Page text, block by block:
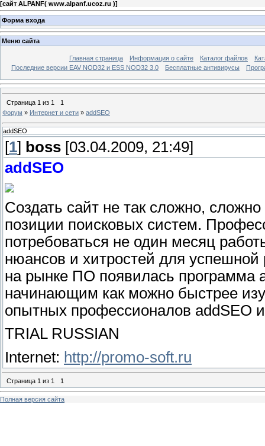
[сайт ALPANF( www.alpanf.ucoz.ru )]
Форма входа
Меню сайта
Главная страница Информация о сайте Каталог файлов
Последние версии EAV NOD32 и ESS NOD32 3.0
Бесплатные антивирусы
Страница 1 из 1
1
Форум » Интернет и сети » addSEO
addSEO
[1] boss [03.04.2009, 21:49]
addSEO
Создать сайт не так сложно,
позиции поисковых систем.
потребоваться не один месяц
нюансов и хитростей для
на рынке ПО появилась программа
начинающим как можно быстрее
опытных профессионалов addSEO
TRIAL RUSSIAN
Internet: http://promo-soft.ru
Страница 1 из 1 1
Полная версия сайта